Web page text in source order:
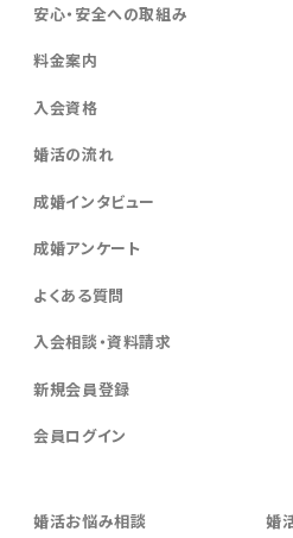
安心・安全への取組み
料金案内
入会資格
婚活の流れ
成婚インタビュー
成婚アンケート
よくある質問
入会相談・資料請求
新規会員登録
会員ログイン
婚活お悩み相談 婚